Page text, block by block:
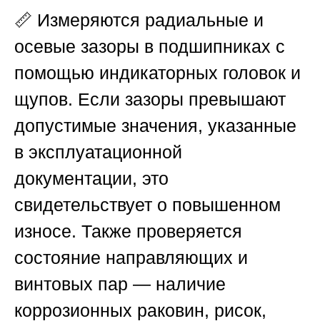
📏 Измеряются радиальные и
осевые зазоры в подшипниках с
помощью индикаторных головок и
щупов. Если зазоры превышают
допустимые значения, указанные
в эксплуатационной
документации, это
свидетельствует о повышенном
износе. Также проверяется
состояние направляющих и
винтовых пар — наличие
коррозионных раковин, рисок,